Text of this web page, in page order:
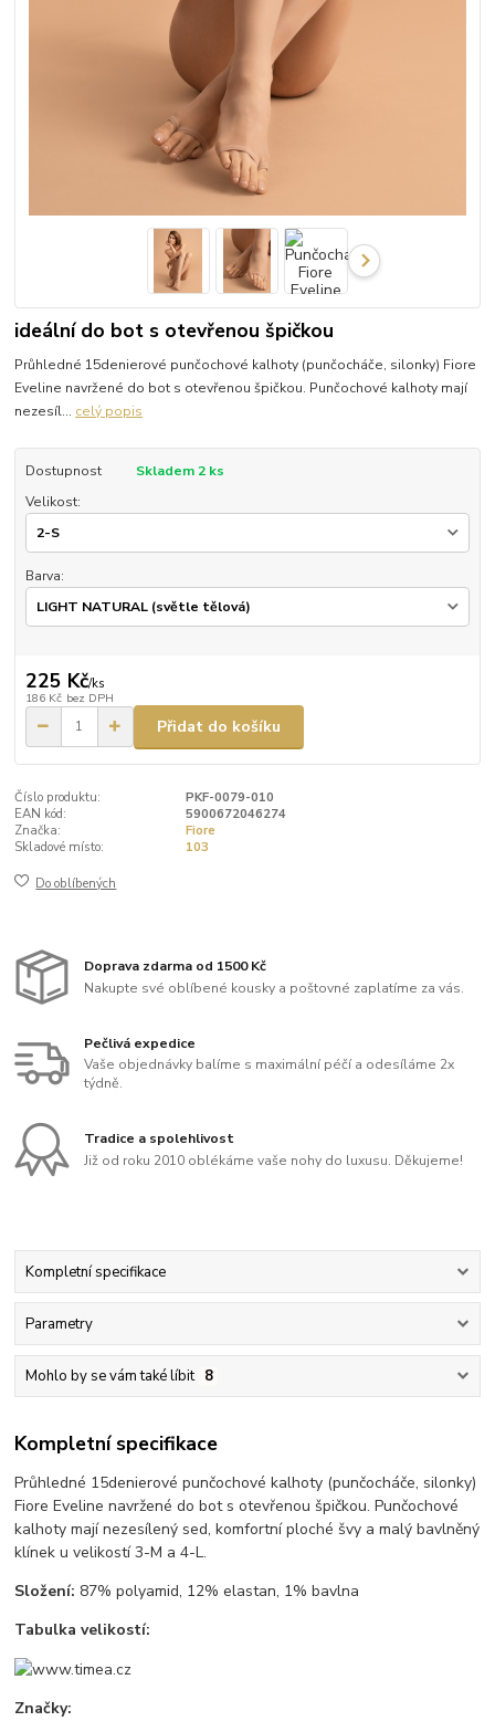
ideální do bot s otevřenou špičkou
Průhledné 15denierové punčochové kalhoty (punčocháče, silonky) Fiore
Eveline navržené do bot s otevřenou špičkou. Punčochové kalhoty mají
nezesíl... celý popis
Dostupnost
Skladem 2 ks
Velikost:
Barva:
225 Kč/ks
186 Kč bez DPH
Přidat do košíku
Číslo produktu:
PKF-0079-010
EAN kód:
5900672046274
Značka:
Fiore
Skladové místo:
103
Do oblíbených
Doprava zdarma od 1500 Kč
Nakupte své oblíbené kousky a poštovné zaplatíme za vás.
Pečlivá expedice
Vaše objednávky balíme s maximální péčí a odesíláme 2x
týdně.
Tradice a spolehlivost
Již od roku 2010 oblékáme vaše nohy do luxusu. Děkujeme!
Kompletní specifikace
Parametry
Mohlo by se vám také líbit 8
Kompletní specifikace
Průhledné 15denierové punčochové kalhoty (punčocháče, silonky)
Fiore Eveline navržené do bot s otevřenou špičkou. Punčochové
kalhoty mají nezesílený sed, komfortní ploché švy a malý bavlněný
klínek u velikostí 3-M a 4-L.
Složení: 87% polyamid, 12% elastan, 1% bavlna
Tabulka velikostí:
Značky: